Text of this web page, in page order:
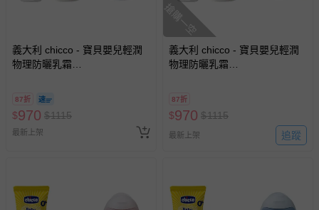
義大利 chicco - 寶貝嬰兒輕潤
物理防曬乳霜
比
87折
$970 $1115
最新上架
搶購一空
義大利 chicco - 寶貝嬰兒輕潤
物理防曬乳霜
奇
87折
$970 $1115
最新上架 追蹤